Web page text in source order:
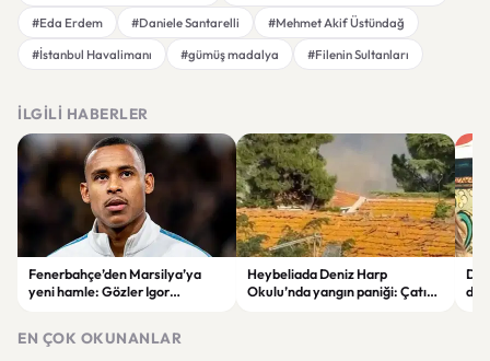
#Eda Erdem
#Daniele Santarelli
#Mehmet Akif Üstündağ
#İstanbul Havalimanı
#gümüş madalya #Filenin Sultanları
İLGILI HABERLER
Fenerbahçe’den Marsilya’ya
yeni hamle: Gözler Igor
Heybeliada Deniz Harp
Okulu’nda yangın paniği: Çatıda
EN ÇOK OKUNANLAR